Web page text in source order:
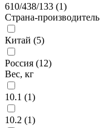
610/438/133 (1)
Страна-производитель
Китай (5)
Россия (12)
Вес, кг
10.1 (1)
10.2 (1)